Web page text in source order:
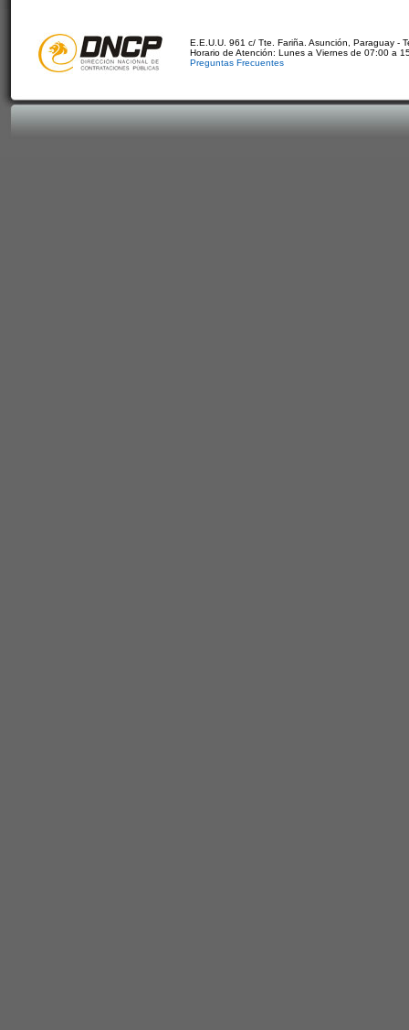
E.E.U.U. 961 c/ Tte. Fariña. Asunción, Paraguay -
Horario de Atención: Lunes a Viernes de 07:00 a
Preguntas Frecuentes